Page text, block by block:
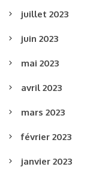
juillet 2023
juin 2023
mai 2023
avril 2023
mars 2023
février 2023
janvier 2023